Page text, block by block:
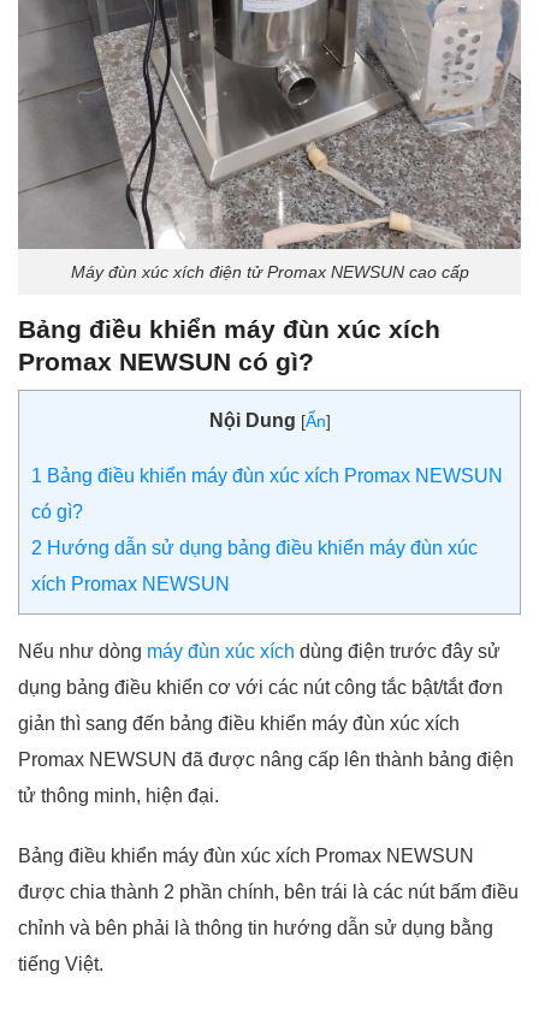
Máy đùn xúc xích điện tử Promax NEWSUN cao cấp
Bảng điều khiển máy đùn xúc xích
Promax NEWSUN có gì?
Nội Dung [Ẩn]
1 Bảng điều khiển máy đùn xúc xích Promax NEWSUN
có gì?
2 Hướng dẫn sử dụng bảng điều khiển máy đùn xúc
xích Promax NEWSUN
Nếu như dòng máy đùn xúc xích dùng điện trước đây sử
dụng bảng điều khiển cơ với các nút công tắc bật/tắt đơn
giản thì sang đến bảng điều khiển máy đùn xúc xích
Promax NEWSUN đã được nâng cấp lên thành bảng điện
tử thông minh, hiện đại.
Bảng điều khiển máy đùn xúc xích Promax NEWSUN
được chia thành 2 phần chính, bên trái là các nút bấm điều
chỉnh và bên phải là thông tin hướng dẫn sử dụng bằng
tiếng Việt.